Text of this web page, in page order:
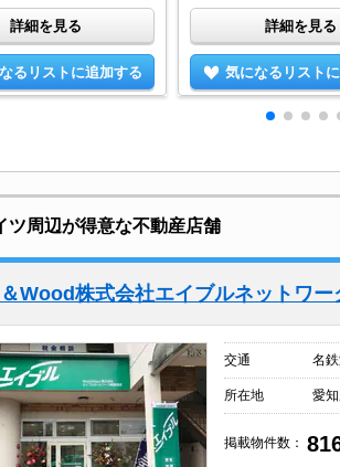
詳細を見る
るリストに追加する
詳細を見る
気になるリスト
ツ周辺が得意な不動産店舗
Wood株式会社エイブルネットワー
交通 名
所在地 愛
掲載物件数：